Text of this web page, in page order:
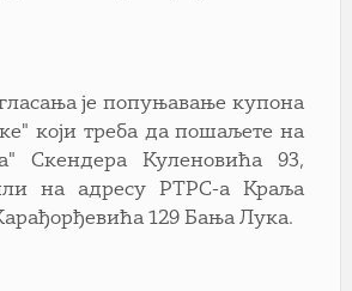
је попуњавање купона
који треба да пошаљете на
Скендера Куленовића 93,
на адресу РТРС-а Краља
129 Бања Лука.